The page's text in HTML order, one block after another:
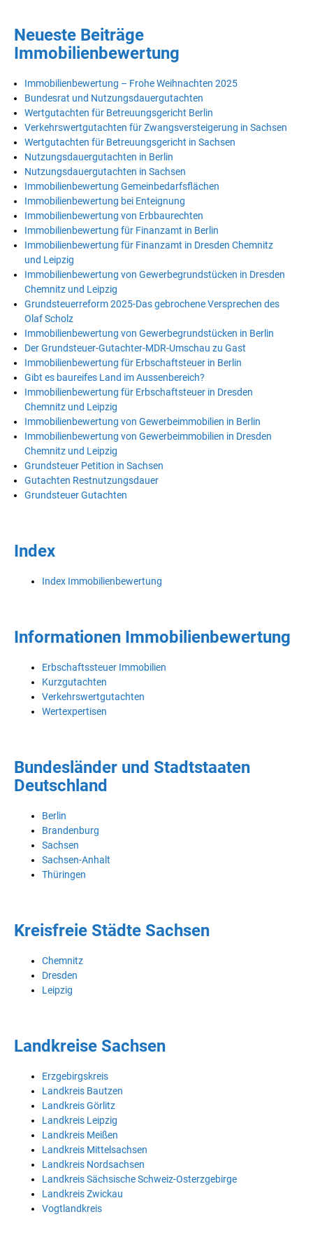
Neueste Beiträge
Immobilienbewertung
Immobilienbewertung – Frohe Weihnachten 2025
Bundesrat und Nutzungsdauergutachten
Wertgutachten für Betreuungsgericht Berlin
Verkehrswertgutachten für Zwangsversteigerung in Sachsen
Wertgutachten für Betreuungsgericht in Sachsen
Nutzungsdauergutachten in Berlin
Nutzungsdauergutachten in Sachsen
Immobilienbewertung Gemeinbedarfsflächen
Immobilienbewertung bei Enteignung
Immobilienbewertung von Erbbaurechten
Immobilienbewertung für Finanzamt in Berlin
Immobilienbewertung für Finanzamt in Dresden Chemnitz
und Leipzig
Immobilienbewertung von Gewerbegrundstücken in Dresden
Chemnitz und Leipzig
Grundsteuerreform 2025-Das gebrochene Versprechen des
Olaf Scholz
Immobilienbewertung von Gewerbegrundstücken in Berlin
Der Grundsteuer-Gutachter-MDR-Umschau zu Gast
Immobilienbewertung für Erbschaftsteuer in Berlin
Gibt es baureifes Land im Aussenbereich?
Immobilienbewertung für Erbschaftsteuer in Dresden
Chemnitz und Leipzig
Immobilienbewertung von Gewerbeimmobilien in Berlin
Immobilienbewertung von Gewerbeimmobilien in Dresden
Chemnitz und Leipzig
Grundsteuer Petition in Sachsen
Gutachten Restnutzungsdauer
Grundsteuer Gutachten
Index
Index Immobilienbewertung
Informationen Immobilienbewertung
Erbschaftssteuer Immobilien
Kurzgutachten
Verkehrswertgutachten
Wertexpertisen
Bundesländer und Stadtstaaten
Deutschland
Berlin
Brandenburg
Sachsen
Sachsen-Anhalt
Thüringen
Kreisfreie Städte Sachsen
Chemnitz
Dresden
Leipzig
Landkreise Sachsen
Erzgebirgskreis
Landkreis Bautzen
Landkreis Görlitz
Landkreis Leipzig
Landkreis Meißen
Landkreis Mittelsachsen
Landkreis Nordsachsen
Landkreis Sächsische Schweiz-Osterzgebirge
Landkreis Zwickau
Vogtlandkreis